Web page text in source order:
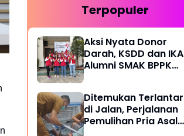
Terpopuler
Aksi Nyata Donor
Darah, KSDD dan IKA
Alumni SMAK BPPK
Ditemukan Terlantar
di Jalan, Perjalanan
Pemulihan Pria Asal